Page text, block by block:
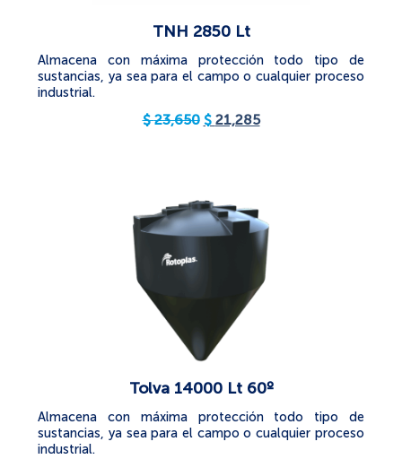
TNH 2850 Lt
Almacena con máxima protección todo tipo de
sustancias, ya sea para el campo o cualquier proceso
industrial.
$23,650 $ 21,285
Tolva 14000 Lt 60º
Almacena con máxima protección todo tipo de
sustancias, ya sea para el campo o cualquier proceso
industrial.